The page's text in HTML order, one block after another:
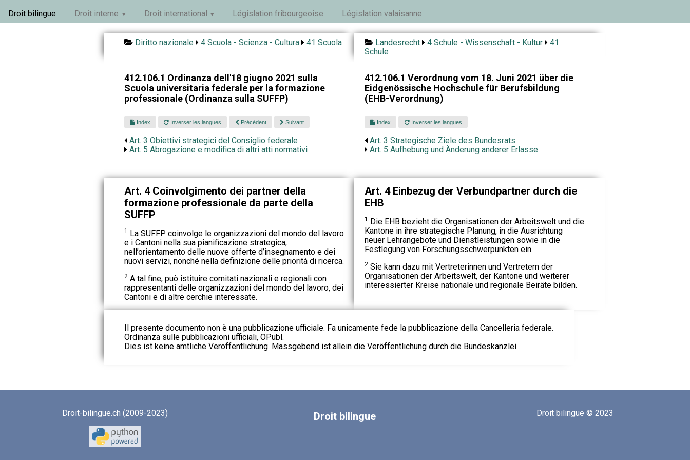
Droit bilingue Droit interne Droit international Législation fribourgeoise Législation valaisanne
Diritto nazionale 4 Scuola - Scienza - Cultura 41 Scuola Landesrecht 4 Schule - Wissenschaft - Kultur
41
Schule
412.106.1 Ordinanza dell'18 giugno 2021 sulla
Scuola universitaria federale per la formazione
professionale (Ordinanza sulla SUFFP)
412.106.1 Verordnung vom 18. Juni 2021 über die
Eidgenössische Hochschule für Berufsbildung
(EHB-Verordnung)
Index Inverser les langues Précédent Suivant
Art. 3 Obiettivi strategici del Consiglio federale
Art. 5 Abrogazione e modifica di altri atti normativi
Index Inverser les langues
Art. 3 Strategische Ziele des Bundesrats
Art. 5 Aufhebung und Änderung anderer Erlasse
Art. 4 Coinvolgimento dei partner della
formazione professionale da parte della
SUFFP
1 La SUFFP coinvolge le organizzazioni del mondo del lavoro
e i Cantoni nella sua pianificazione strategica,
nell’orientamento delle nuove offerte d’insegnamento e dei
nuovi servizi, nonché nella definizione delle priorità di ricerca.
2A tal fine, può istituire comitati nazionali e regionali con
rappresentanti delle organizzazioni del mondo del lavoro, dei
Cantoni e di altre cerchie interessate.
Art. 4 Einbezug der Verbundpartner durch die
EHB
1 Die EHB bezieht die Organisationen der Arbeitswelt und die
Kantone in ihre strategische Planung, in die Ausrichtung
neuer Lehrangebote und Dienstleistungen sowie in die
Festlegung von Forschungsschwerpunkten ein.
2Sie kann dazu mit Vertreterinnen und Vertretern der
Organisationen der Arbeitswelt, der Kantone und weiterer
interessierter Kreise nationale und regionale Beiräte bilden.
Il presente documento non è una pubblicazione ufficiale. Fa unicamente fede la pubblicazione della Cancelleria federale.
Ordinanza sulle pubblicazioni ufficiali, OPubl.
Dies ist keine amtliche Veröffentlichung. Massgebend ist allein die Veröffentlichung durch die Bundeskanzlei.
Droit-bilingue.ch (2009-2023) Droit bilingue Droit bilingue © 2023